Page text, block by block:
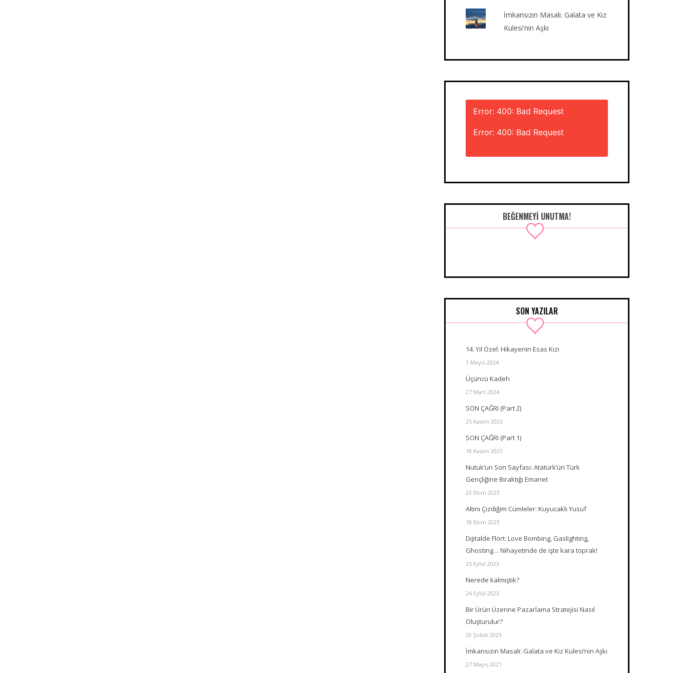
İmkansızın Masalı: Galata ve Kız
Kulesi'nin Aşkı
Error: 400: Bad Request
Error: 400: Bad Request
BEĞENMEYI UNUTMA!
SON YAZILAR
14. Yıl Özel: Hikayenin Esas Kızı
1 Mayıs 2024
Üçüncü Kadeh
27 Mart 2024
SON ÇAĞRI (Part 2)
25 Kasım 2023
SON ÇAĞRI (Part 1)
18 Kasım 2023
Nutuk’un Son Sayfası: Atatürk’ün Türk
Gençliğine Bıraktığı Emanet
23 Ekim 2023
Altını Çizdiğim Cümleler: Kuyucaklı Yusuf
18 Ekim 2023
Dijitalde Flört: Love Bombing, Gaslighting,
Ghosting… Nihayetinde de işte kara toprak!
25 Eylül 2023
Nerede kalmıştık?
24 Eylül 2023
Bir Ürün Üzerine Pazarlama Stratejisi Nasıl
Oluşturulur?
20 Şubat 2023
İmkansızın Masalı: Galata ve Kız Kulesi’nin Aşkı
27 Mayıs 2021